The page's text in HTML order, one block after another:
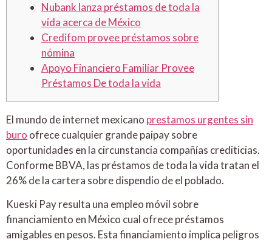
Nubank lanza préstamos de toda la
vida acerca de México
Credifom provee préstamos sobre
nómina
Apoyo Financiero Familiar Provee
Préstamos De toda la vida
El mundo de internet mexicano prestamos urgentes sin
buro ofrece cualquier grande paipay sobre
oportunidades en la circunstancia compañías crediticias.
Conforme BBVA, las préstamos de toda la vida tratan el
26% de la cartera sobre dispendio de el poblado.
Kueski Pay resulta una empleo móvil sobre
financiamiento en México cual ofrece préstamos
amigables en pesos. Esta financiamiento implica peligros